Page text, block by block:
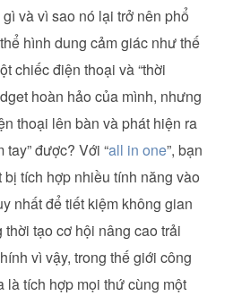
gì và vì sao nó lại trở nên phổ
hình dung cảm giác như thế
chiếc điện thoại và “thời
hoàn hảo của mình, nhưng
thoại lên bàn và phát hiện ra
tay” được? Với “all in one”, bạn
tích hợp nhiều tính năng vào
nhất để tiết kiệm không gian
tạo cơ hội nâng cao trải
vì vậy, trong thế giới công
là tích hợp mọi thứ cùng một